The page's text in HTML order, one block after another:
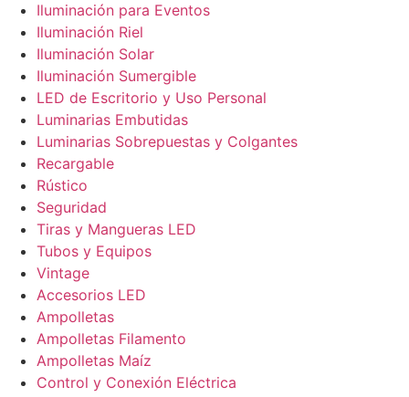
Iluminación para Eventos
Iluminación Riel
Iluminación Solar
Iluminación Sumergible
LED de Escritorio y Uso Personal
Luminarias Embutidas
Luminarias Sobrepuestas y Colgantes
Recargable
Rústico
Seguridad
Tiras y Mangueras LED
Tubos y Equipos
Vintage
Accesorios LED
Ampolletas
Ampolletas Filamento
Ampolletas Maíz
Control y Conexión Eléctrica